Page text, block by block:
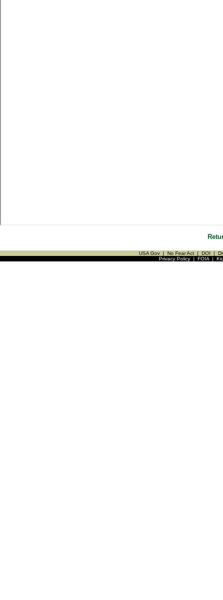
USA Gov | No Fear Act | DOI |
Privacy Policy| FOIA|